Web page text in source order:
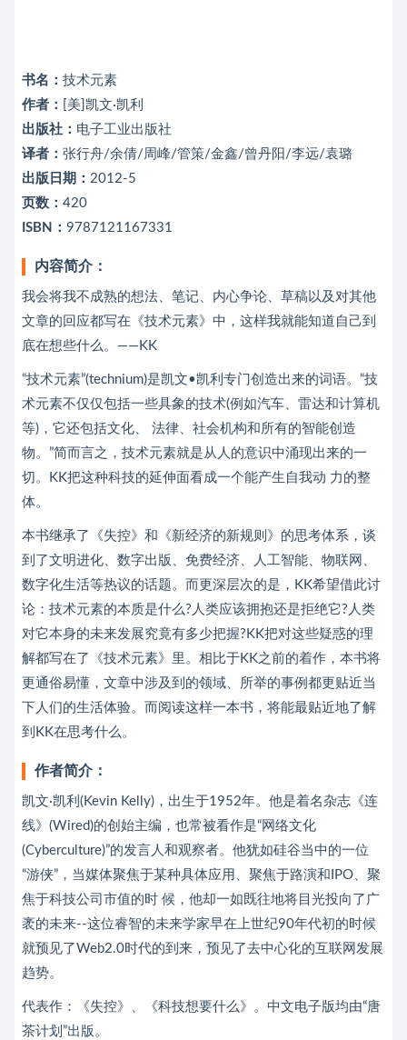
书名： 技术元素
作者：
[美]凯文·凯利
出版社： 电子工业出版社
译者： 张行舟/余倩/周峰/管策/金鑫/曾丹阳/李远/袁璐
出版日期： 2012-5
页数： 420
ISBN： 9787121167331
内容简介：
我会将我不成熟的想法、笔记、内心争论、草稿以及对其他
文章的回应都写在《技术元素》中，这样我就能知道自己到
底在想些什么。——KK
“技术元素”(technium)是凯文•凯利专门创造出来的词语。“技
术元素不仅仅包括一些具象的技术(例如汽车、雷达和计算机
等)，它还包括文化、 法律、社会机构和所有的智能创造
物。”简而言之，技术元素就是从人的意识中涌现出来的一
切。KK把这种科技的延伸面看成一个能产生自我动 力的整
体。
本书继承了《失控》和《新经济的新规则》的思考体系，谈
到了文明进化、数字出版、免费经济、人工智能、物联网、
数字化生活等热议的话题。而更深层次的是，KK希望借此讨
论：技术元素的本质是什么?人类应该拥抱还是拒绝它?人类
对它本身的未来发展究竟有多少把握?KK把对这些疑惑的理
解都写在了《技术元素》里。相比于KK之前的着作，本书将
更通俗易懂，文章中涉及到的领域、所举的事例都更贴近当
下人们的生活体验。而阅读这样一本书，将能最贴近地了解
到KK在思考什么。
作者简介：
凯文·凯利(Kevin Kelly)，出生于1952年。他是着名杂志《连
线》(Wired)的创始主编，也常被看作是“网络文化
(Cyberculture)”的发言人和观察者。他犹如硅谷当中的一位
“游侠”，当媒体聚焦于某种具体应用、聚焦于路演和IPO、聚
焦于科技公司市值的时 候，他却一如既往地将目光投向了广
袤的未来--这位睿智的未来学家早在上世纪90年代初的时候
就预见了Web2.0时代的到来，预见了去中心化的互联网发展
趋势。
代表作：《失控》、《科技想要什么》。中文电子版均由“唐
茶计划”出版。